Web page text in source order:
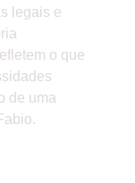
legais e
o que
de uma